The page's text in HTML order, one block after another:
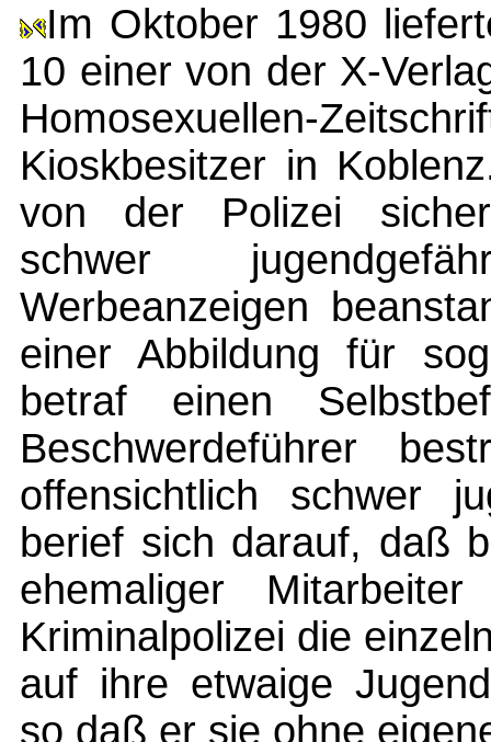
Im Oktober 1980
10 einer von der X-
Homosexuellen-
Kioskbesitzer in
von der Polizei
schwer
Werbeanzeigen
einer Abbildung für
betraf einen
Beschwerdeführer
offensichtlich schwer
berief sich darauf, daß
ehemaliger
Kriminalpolizei die
auf ihre etwaige
so daß er sie ohne